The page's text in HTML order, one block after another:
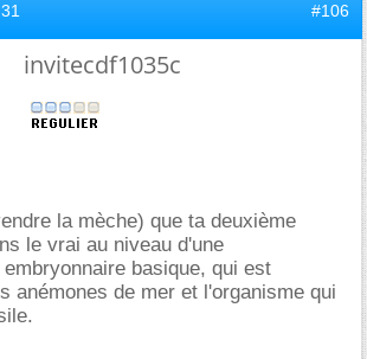
#106
invitecdf1035c
la mèche) que ta deuxième
le vrai au niveau d'une
basique, qui est
anémones de mer et l'organisme qui